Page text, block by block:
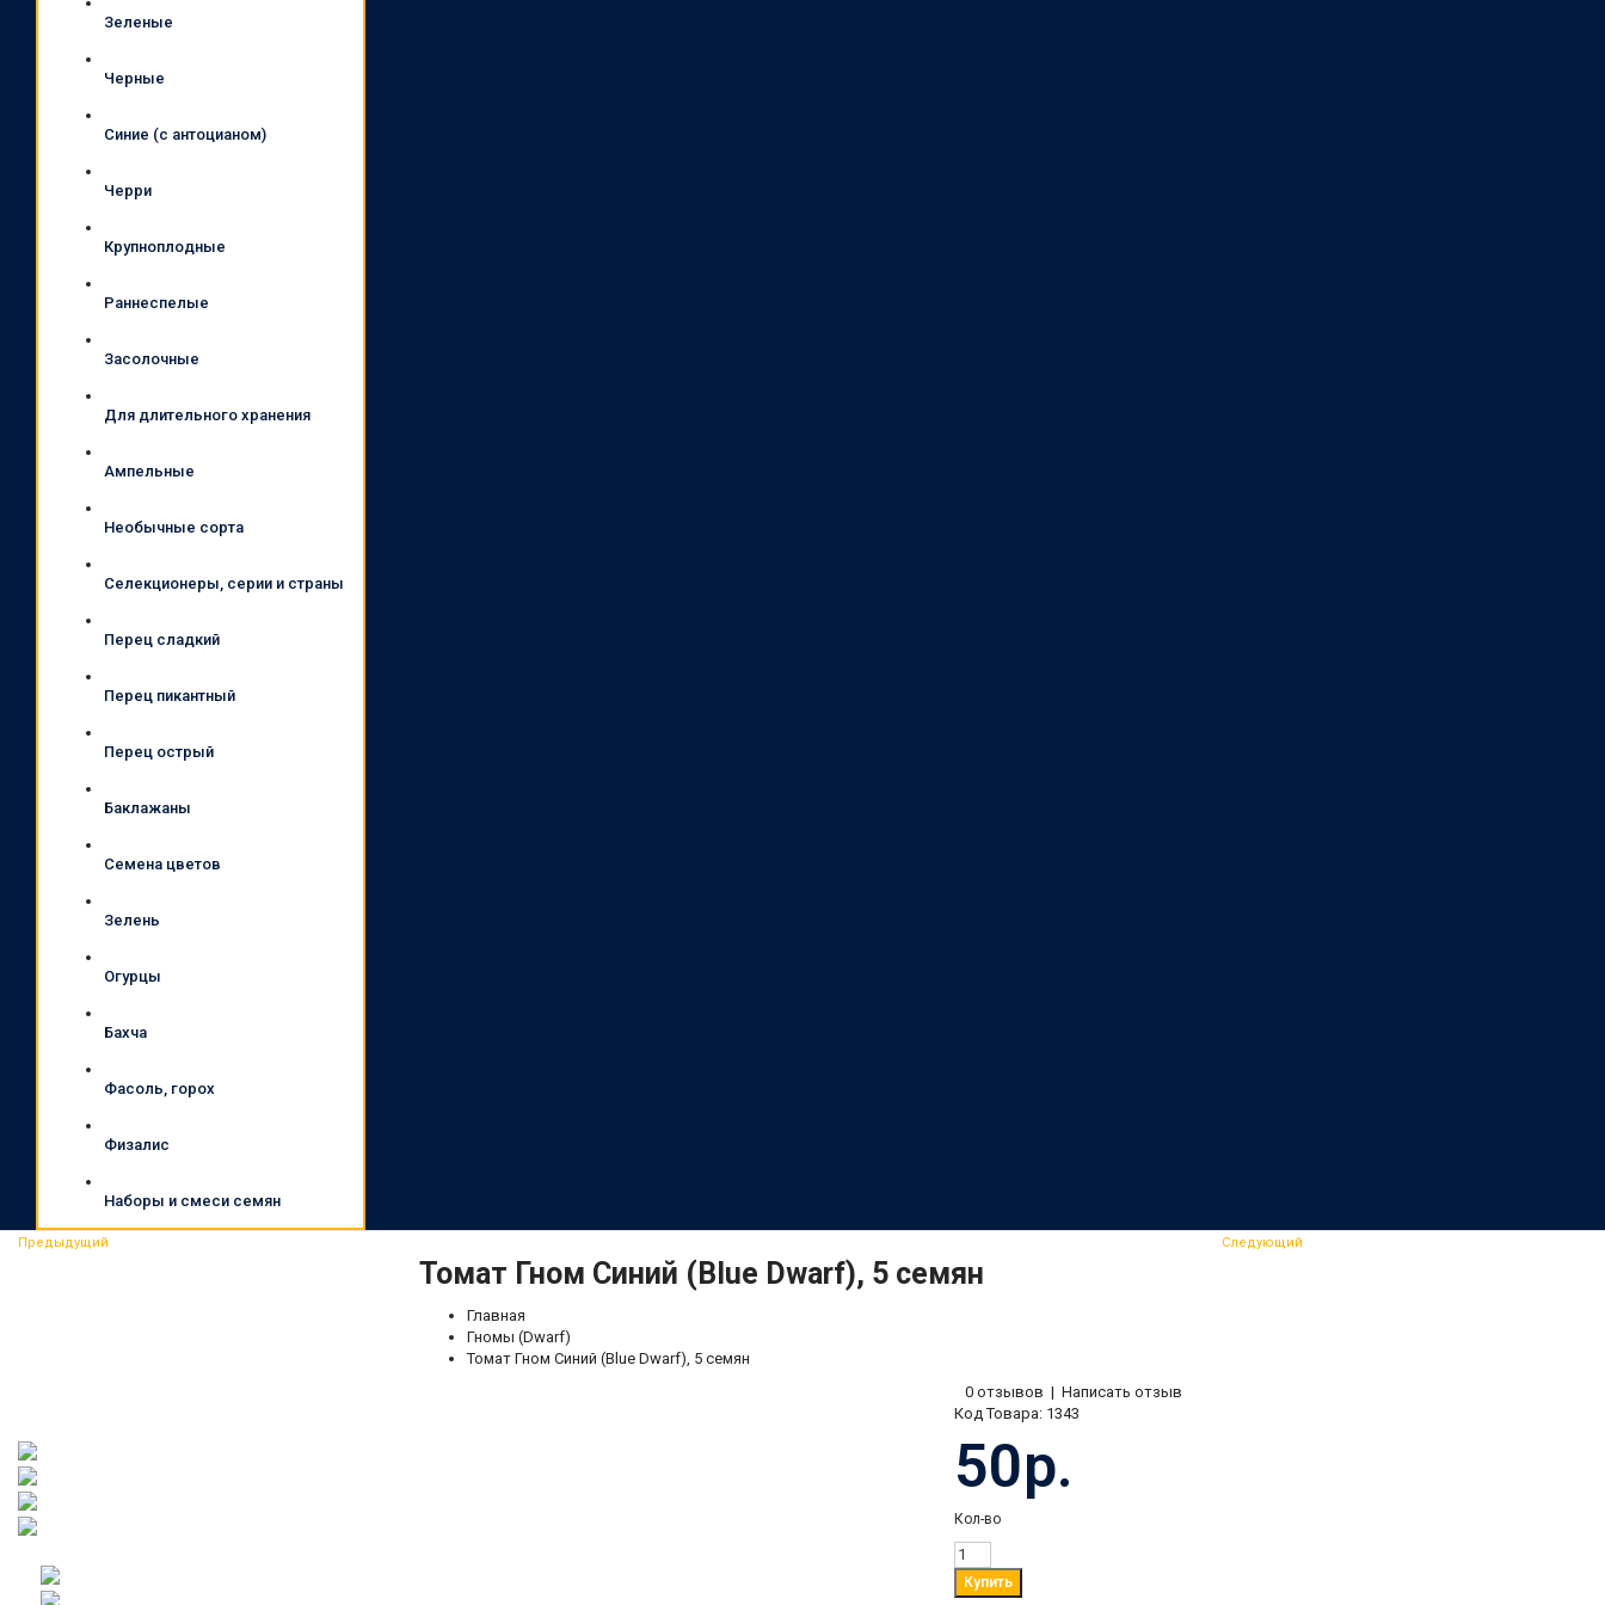
Зеленые
Черные
Синие (с антоцианом)
Черри
Крупноплодные
Раннеспелые
Засолочные
Для длительного хранения
Ампельные
Необычные сорта
Селекционеры, серии и страны
Перец сладкий
Перец пикантный
Перец острый
Баклажаны
Семена цветов
Зелень
Огурцы
Бахча
Фасоль, горох
Физалис
Наборы и смеси семян
Предыдущий
Томат Гном Синий (Blue Dwarf), 5 семян
Главная
Гномы (Dwarf)
Томат Гном Синий (Blue Dwarf), 5 семян
Следующий
0 отзывов | Написать отзыв
Код Товара: 1343
50р.
Кол-во